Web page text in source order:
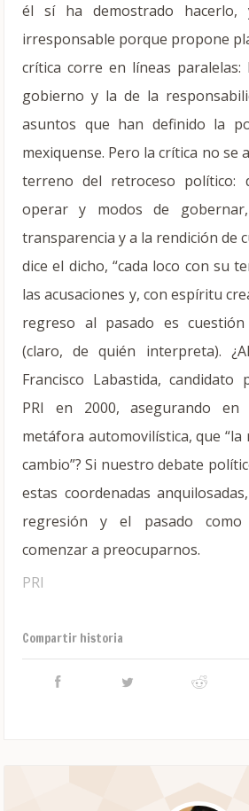
él sí ha demostrado hacerlo,
irresponsable porque propone
crítica corre en líneas paralelas:
gobierno y la de la
asuntos que han definido la
mexiquense. Pero la crítica no se
terreno del retroceso político:
operar y modos de
transparencia y a la rendición de
dice el dicho, “cada loco con su
las acusaciones y, con espíritu
regreso al pasado es
(claro, de quién interpreta).
Francisco Labastida, candidato
PRI en 2000, asegurando
metáfora automovilística, que “la
cambio”? Si nuestro debate
estas coordenadas
regresión y el pasado como
comenzar a preocuparnos.
PRI
Compartir historia